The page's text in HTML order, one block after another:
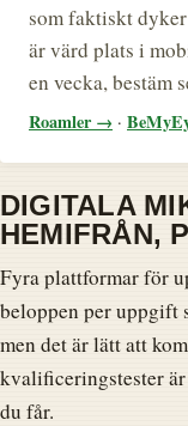
som faktiskt
är värd plats i
en vecka, bestäm
Roamler → ·
DIGITALA
HEMIFRÅN,
Fyra plattformar för
beloppen per
men det är lätt att
kvalificeringstester
du får.